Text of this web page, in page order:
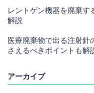
レントゲン機器を廃棄す
解説
医療廃棄物で出る注射針
さえるべきポイントも解
アーカイブ